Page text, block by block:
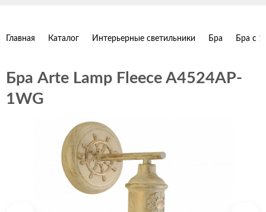
Главная Каталог Интерьерные светильники Бра Бра с
Бра Arte Lamp Fleece A4524AP-
1WG